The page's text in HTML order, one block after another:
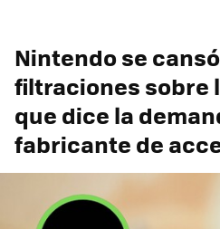
Nintendo se
filtraciones sobre
que dice la
fabricante de